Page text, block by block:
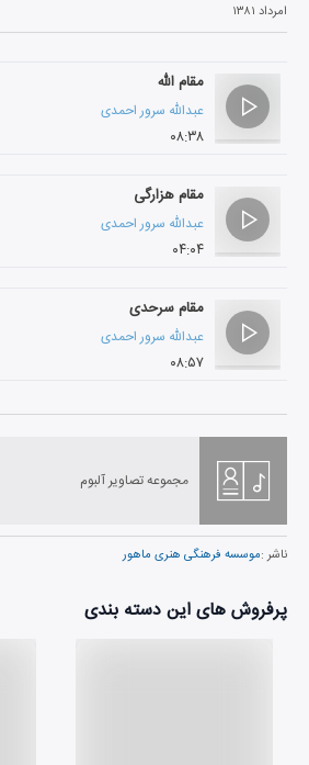
امرداد ۱۳۸۱
مقام الله
عبدالله سرور احمدی
۰۸:۳۸
مقام هزارگی
عبدالله سرور احمدی
۰۴:۰۴
مقام سرحدی
عبدالله سرور احمدی
۰۸:۵۷
مجموعه تصاویر آلبوم
ناشر :موسسه فرهنگی هنری ماهور
پرفروش های این دسته بندی